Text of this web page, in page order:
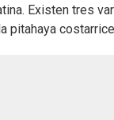
Existen tres
pitahaya